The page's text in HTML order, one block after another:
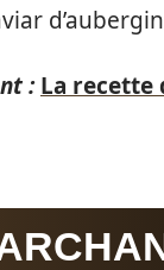
: La recette